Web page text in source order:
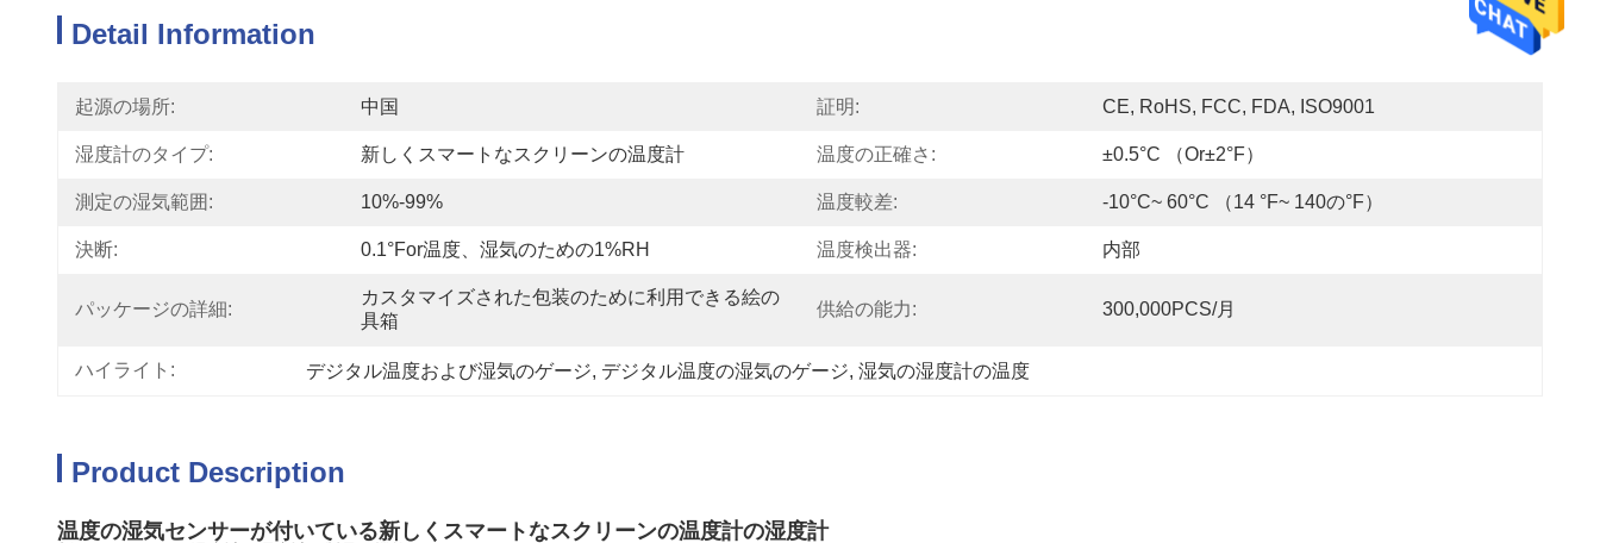
Detail Information
起源の場所: 中国 証明: CE, RoHS, FCC, FDA, ISO9001
湿度計のタイプ: 新しくスマートなスクリーンの温度計 温度の正確さ: ±0.5°C （or±2°F）
測定の湿気範囲: 10%-99% 温度較差: -10°C~ 60°C （14 °F~ 140の°F）
決断: 0.1°for温度、湿気のための1%RH 温度検出器: 内部
パッケージの詳細:
カスタマイズされた包装のために利用できる絵の
具箱
供給の能力: 300,000PCS/月
ハイライト: デジタル温度および湿気のゲージ, デジタル温度の湿気のゲージ, 湿気の湿度計の温度
Product Description
温度の湿気センサーが付いている新しくスマートなスクリーンの温度計の湿度計